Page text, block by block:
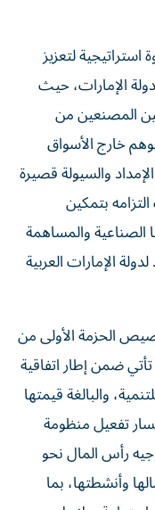
لتعزيز
الإمارات، حيث
المصنعين من
خارج الأسواق
والسيولة قصيرة
بتمكين
الصناعية والمساهمة
الإمارات العربية
الحزمة الأولى من
ضمن إطار اتفاقية
والبالغة قيمتها
تفعيل منظومة
رأس المال نحو
وأنشطتها، بما